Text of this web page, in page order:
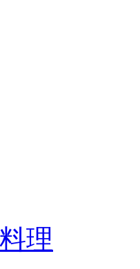
理